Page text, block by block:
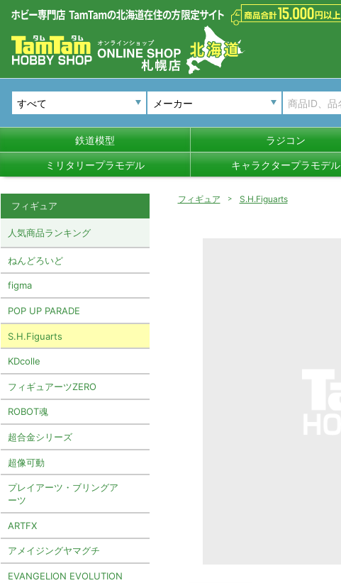
メーカー
鉄道模型 ラジコン
ミリタリープラモデル キャラクタープラモデル
フィギュア S.H.Figuarts
フィギュア
人気商品ランキング
ねんどろいど
figma
POP UP PARADE
S.H.Figuarts
KDcolle
フィギュアーツZERO
ROBOT魂
超合金シリーズ
超像可動
プレイアーツ・ブリングア
ーツ
ARTFX
アメイジングヤマグチ
EVANGELION EVOLUTION